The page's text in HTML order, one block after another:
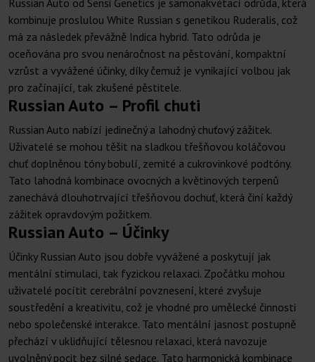
Russian Auto od Sensi Genetics je samonakvétací odrůda, která
kombinuje proslulou White Russian s genetikou Ruderalis, což
má za následek převážně Indica hybrid. Tato odrůda je
oceňována pro svou nenáročnost na pěstování, kompaktní
vzrůst a vyvážené účinky, díky čemuž je vynikající volbou jak
pro začínající, tak zkušené pěstitele.
Russian Auto – Profil chuti
Russian Auto nabízí jedinečný a lahodný chuťový zážitek.
Uživatelé se mohou těšit na sladkou třešňovou koláčovou
chuť doplněnou tóny bobulí, zemité a cukrovinkové podtóny.
Tato lahodná kombinace ovocných a květinových terpenů
zanechává dlouhotrvající třešňovou dochuť, která činí každý
zážitek opravdovým požitkem.
Russian Auto – Účinky
Účinky Russian Auto jsou dobře vyvážené a poskytují jak
mentální stimulaci, tak fyzickou relaxaci. Zpočátku mohou
uživatelé pocítit cerebrální povznesení, které zvyšuje
soustředění a kreativitu, což je vhodné pro umělecké činnosti
nebo společenské interakce. Tato mentální jasnost postupně
přechází v uklidňující tělesnou relaxaci, která navozuje
uvolněný pocit bez silné sedace. Tato harmonická kombinace